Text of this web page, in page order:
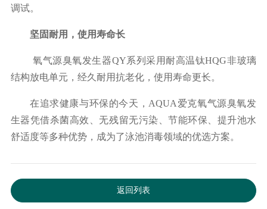
调试。
坚固耐用，使用寿命长
氧气源臭氧发生器QY系列采用耐高温钛HQG非玻璃
结构放电单元 ，经久耐用抗老化， 使用寿命更长。
在追求健康与环保的今天 ，AQUA 爱克氧气源臭氧发
生器凭借杀菌高效、 无残留无污染、节能环保、提升池水
舒适度等多种优势，成为了泳池消毒领域的优选方案。
返回列表